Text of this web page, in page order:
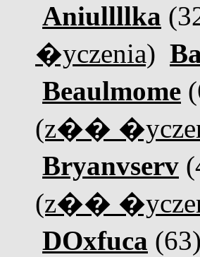
Aniullllka
�yczenia)
Beaulmome
(z��
Bryanvserv
(z��
DOxfuca (63)